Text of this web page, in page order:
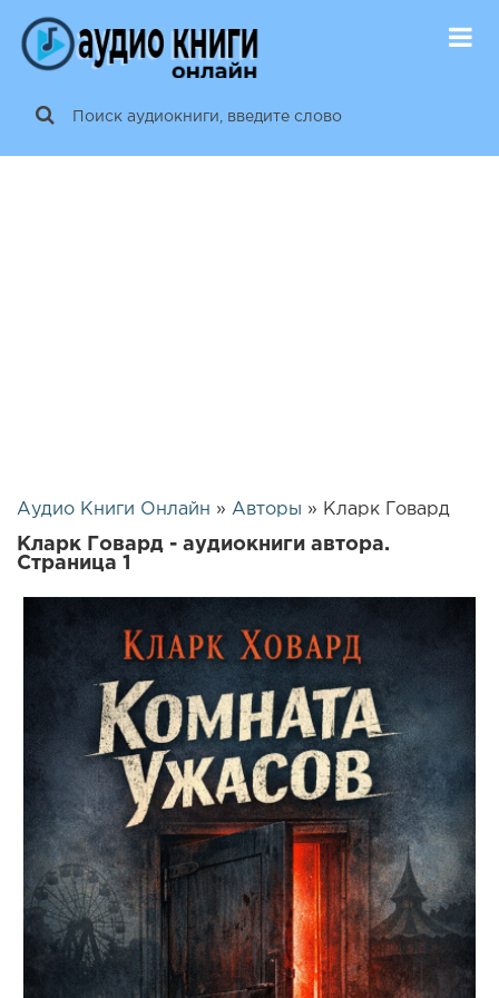
Аудио Книги Онлайн » Авторы » Кларк Говард
Кларк Говард - аудиокниги автора.
Страница 1